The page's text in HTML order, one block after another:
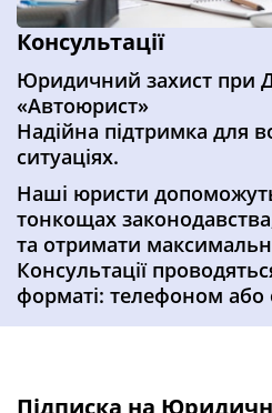
Консультації
Юридичний захист при
«Автоюрист»
Надійна підтримка для
ситуаціях.
Наші юристи допоможуть
тонкощах
та отримати
Консультації
форматі: телефоном або